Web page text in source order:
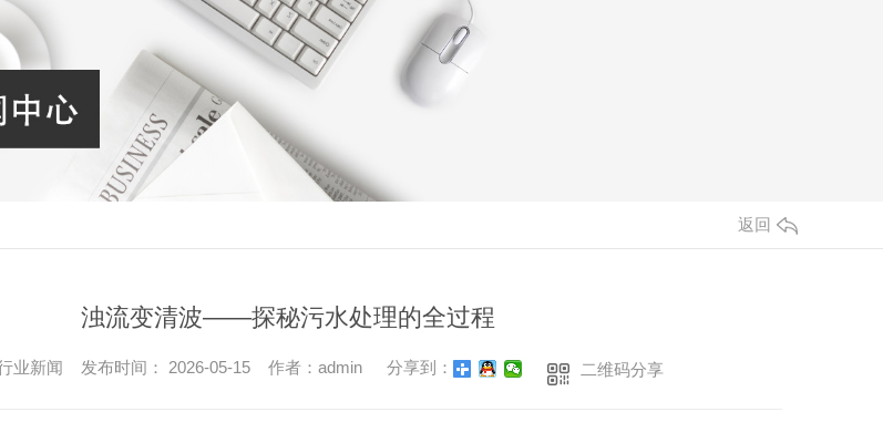
返回
浊流变清波——探秘污水处理的全过程
业新闻 发布时间： 2026-05-15 作者：admin 分享到： 二维码分享